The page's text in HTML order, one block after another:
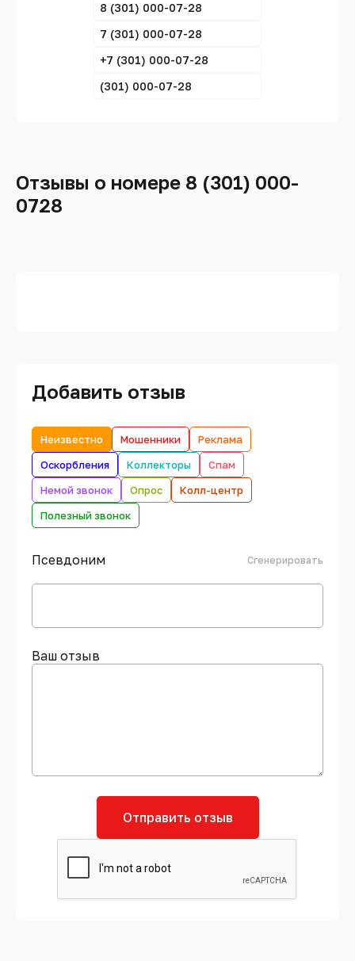
8 (301) 000-07-28
7 (301) 000-07-28
+7 (301) 000-07-28
(301) 000-07-28
Отзывы о номере 8 (301) 000-
0728
Добавить отзыв
Неизвестно Мошенники
Реклама
Оскорбления
Коллекторы
Спам
Немой звонок
Опрос
Колл-центр
Полезный звонок
Псевдоним Сгенерировать
Ваш отзыв
Отправить отзыв